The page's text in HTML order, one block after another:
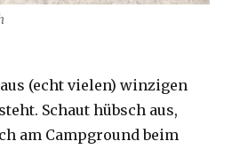
(echt vielen) winzigen
Schaut hübsch aus,
am Campground beim